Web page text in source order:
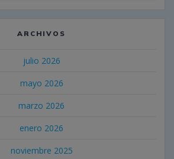
ARCHIVOS
julio 2026
mayo 2026
marzo 2026
enero 2026
noviembre 2025